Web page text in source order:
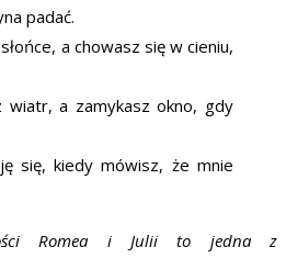
padać.
a chowasz się w cieniu,
wiatr, a zamykasz okno, gdy
się, kiedy mówisz, że mnie
Romea i Julii to jedna z